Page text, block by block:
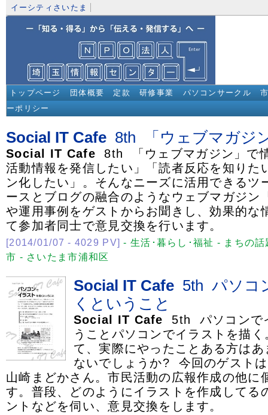
イーシティさいたま
トップページ 団体概要 定款 研修事業 パソコンサークル
ーポリシー
Social IT Cafe 8th 「ウェブマガジ
Social IT Cafe 8th 「ウェブマガジン」で
活動情報を発信したい」「読者反応を知りた
ン化したい」。そんなニーズに活用できるツ
ースとブログの融合のようなウェブマガジ
や運用事例をゲストからお聞きし、効果的な
て参加者同士で意見交換を行います。
[2014/01/07 - 4029 PV] - 生活･暮らし･福祉 - まちの
市 - さいたま市浦和区
Social IT Cafe5th パソコ
くということ
Social IT Cafe 5th パソコンで
うことパソコンでイラストを描
て、実際にやったことある方は
ないでしょうか? 今回のゲスト
山崎まどかさん。市民活動の広報作成の他に
す。普段、どのようにイラストを作成してる
ントなどを伺い、意見交換をします。